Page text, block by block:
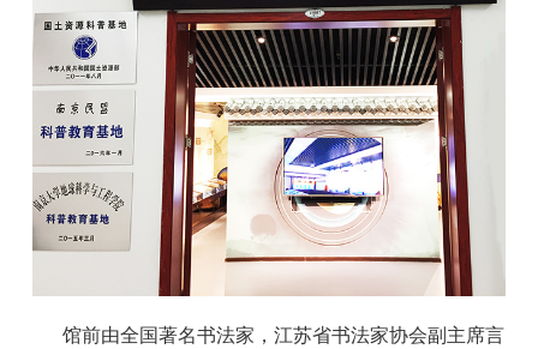
馆前由全国著名书法家，江苏省书法家协会副主席言